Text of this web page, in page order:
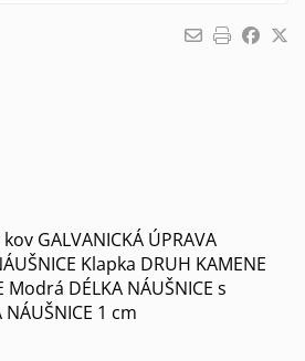
GALVANICKÁ ÚPRAVA
Klapka DRUH KAMENE
Modrá DÉLKA NÁUŠNICE s
1 cm